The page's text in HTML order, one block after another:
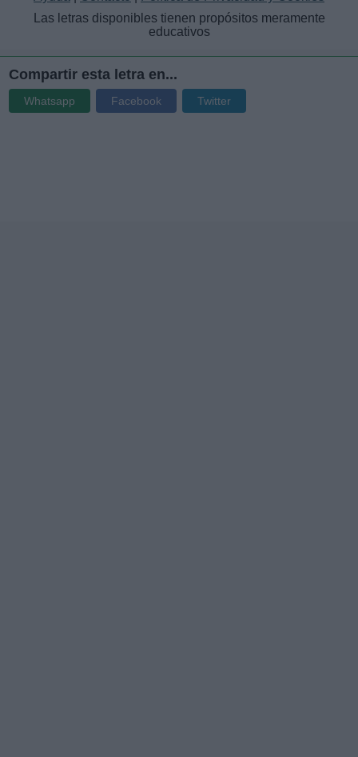
Las letras disponibles tienen propósitos meramente
educativos
Compartir esta letra en...
Whatsapp Facebook Twitter